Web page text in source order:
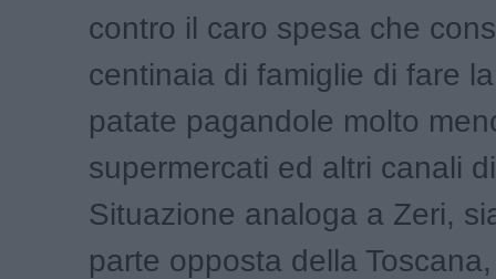
contro il caro spesa che
centinaia di famiglie di fare
patate pagandole molto
supermercati ed altri canali
Situazione analoga a Zeri,
parte opposta della